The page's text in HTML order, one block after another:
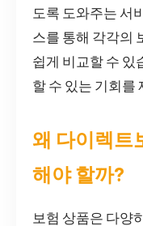
도록 도와주는 서
스를 통해 각각의
쉽게 비교할 수 있
할 수 있는 기회를
왜 다이렉트
해야 할까?
보험 상품은 다양